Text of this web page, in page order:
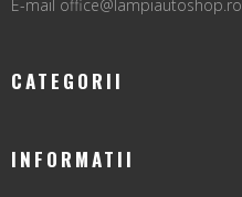
E-mail office@lampiautoshop.ro
CATEGORII
INFORMATII